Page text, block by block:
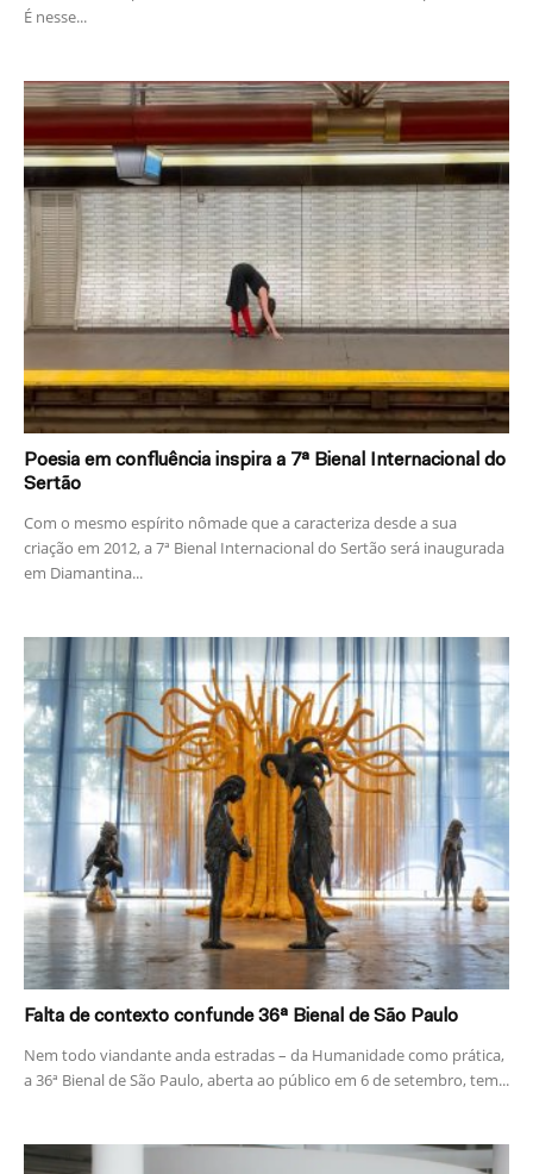
É nesse...
Poesia em confluência inspira a 7ª Bienal Internacional do
Sertão
Com o mesmo espírito nômade que a caracteriza desde a sua
criação em 2012, a 7ª Bienal Internacional do Sertão será inaugurada
em Diamantina...
Falta de contexto confunde 36ª Bienal de São Paulo
Nem todo viandante anda estradas – da Humanidade como prática,
a 36ª Bienal de São Paulo, aberta ao público em 6 de setembro, tem...